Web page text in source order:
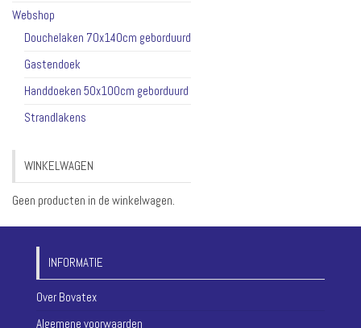
Webshop
Douchelaken 70x140cm geborduurd
Gastendoek
Handdoeken 50x100cm geborduurd
Strandlakens
WINKELWAGEN
Geen producten in de winkelwagen.
INFORMATIE
Over Bovatex
Algemene voorwaarden